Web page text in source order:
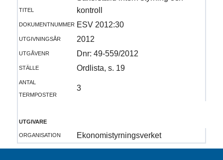
titel
kontroll
dokumentnummer ESV 2012:30
utgivningsår
2012
utgåvenr
Dnr: 49-559/2012
ställe
Ordlista, s. 19
antal
termposter
3
utgivare
organisation
Ekonomistyrningsverket